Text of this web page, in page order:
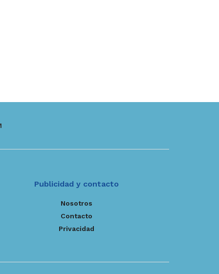
Publicidad y contacto
Nosotros
Contacto
Privacidad